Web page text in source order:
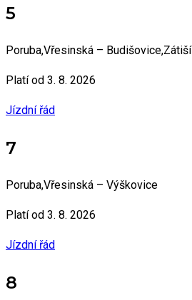
5
Poruba,Vřesinská – Budišovice,Zátiší
Platí od 3. 8. 2026
Jízdní řád
7
Poruba,Vřesinská – Výškovice
Platí od 3. 8. 2026
Jízdní řád
8